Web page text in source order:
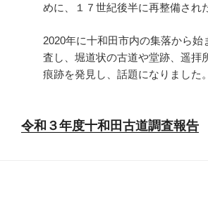
めに、１７世紀後半に再整備され
2020年に十和田市内の集落から始
査し、堀道状の古道や堂跡、遥拝
痕跡を発見し、話題になりました。
令和３年度十和田古道調査報告